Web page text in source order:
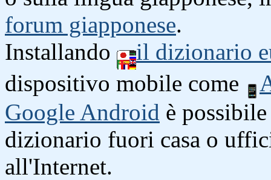
forum giapponese.
Installando
il dizionario
dispositivo mobile come
Google Android è
dizionario fuori casa o
all'Internet.